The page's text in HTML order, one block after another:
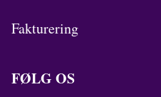
Fakturering
FØLG OS